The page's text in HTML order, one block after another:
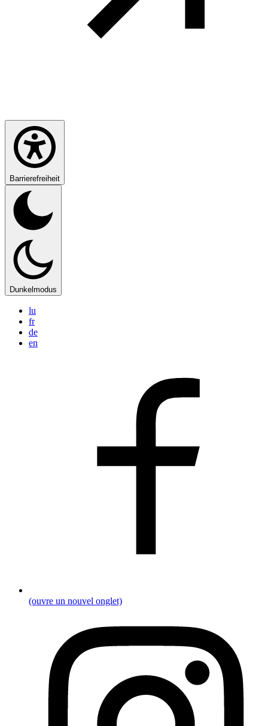
Barrierefreiheit
Dunkelmodus
lu
fr
de
en
(ouvre un nouvel onglet)